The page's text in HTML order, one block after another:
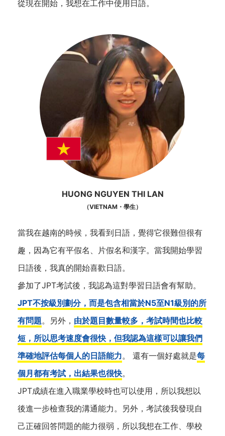
從現在開始，我想在工作中使用日語。
HUONG NGUYEN THI LAN
（VIETNAM・學生）
當我在越南的時候，我看到日語，覺得它很難但很有
趣，因為它有平假名、片假名和漢字。當我開始學習
日語後，我真的開始喜歡日語。
參加了JPT考試後，我認為這對學習日語會有幫助。
JPT不按級別劃分，而是包含相當於N5至N1級別的所
有問題。另外， 由於題目數量較多，考試時間也比較
短，所以思考速度會很快，但我認為這樣可以讓我們
準確地評估每個人的日語能力。 還有一個好處就是每
個月都有考試，出結果也很快。
JPT成績在進入職業學校時也可以使用，所以我想以
後進一步檢查我的溝通能力。另外，考試後我發現自
己正確回答問題的能力很弱，所以我想在工作、學校